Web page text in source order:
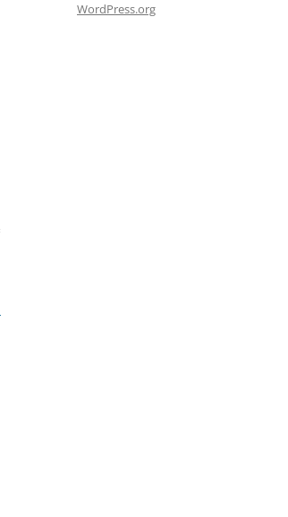
WordPress.org